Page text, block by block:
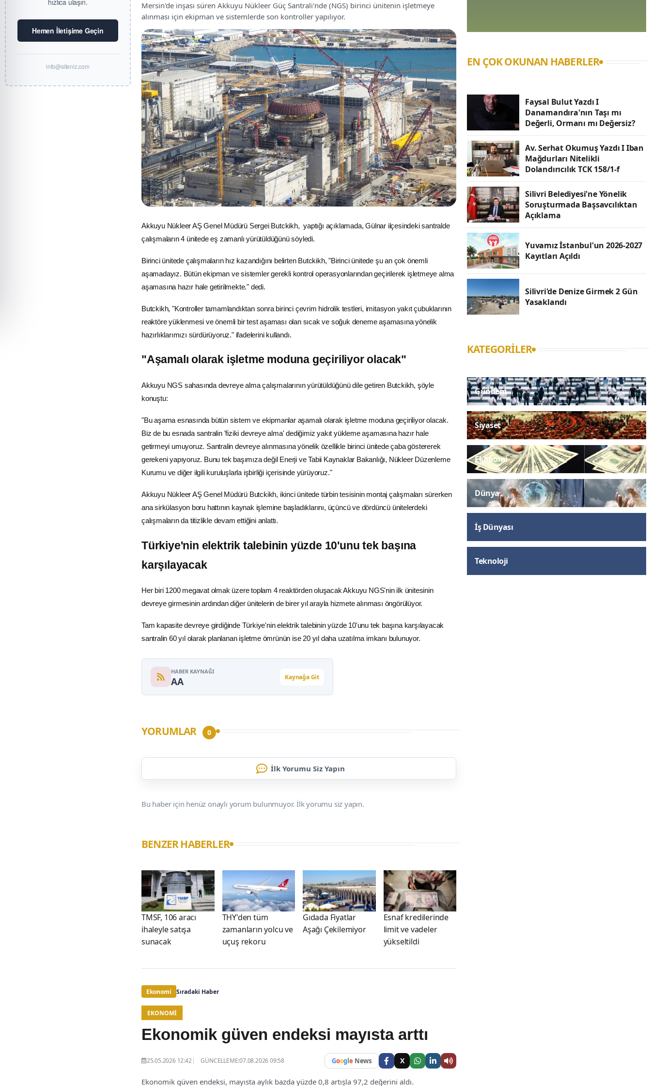
hızlıca ulaşın.
Hemen İletişime Geçin
info@siteniz.com
Mersin'de inşası süren Akkuyu Nükleer Güç Santrali'nde (NGS) birinci ünitenin işletmeye
alınması için ekipman ve sistemlerde son kontroller yapılıyor.
Akkuyu NükleerAŞ Genel Müdürü Sergei Butckikh, yaptığı açıklamada, Gülnar ilçesindeki santralde
çalışmaların 4 ünitede eş zamanlı yürütüldüğünü söyledi.
Birinci ünitede çalışmaların hız kazandığını belirten Butckikh, "Birinci ünitede şu an çok önemli
aşamadayız. Bütün ekipman ve sistemler gerekli kontrol operasyonlarından geçirilerek işletmeye alma
aşamasına hazır hale getirilmekte." dedi.
Butckikh, "Kontroller tamamlandıktan sonra birinci çevrim hidrolik testleri, imitasyon yakıtçubuklarının
reaktöre yüklenmesi ve önemli bir test aşaması olan sıcak ve soğuk deneme aşamasına yönelik
hazırlıklarımızı sürdürüyoruz." ifadelerini kullandı.
"Aşamalı olarak işletme moduna geçiriliyor olacak"
Akkuyu NGS sahasında devreye alma çalışmalarının yürütüldüğünü dile getiren Butckikh, şöyle
konuştu:
"Bu aşama esnasında bütün sistem ve ekipmanlar aşamalı olarak işletme moduna geçiriliyor olacak.
Biz de bu esnada santralin 'fiziki devreye alma' dediğimiz yakıt yükleme aşamasına hazır hale
getirmeyi umuyoruz. Santralin devreye alınmasına yönelik özellikle birinci ünitede çaba göstererek
gerekeni yapıyoruz. Bunu tek başımıza değil Enerji veTabii Kaynaklar Bakanlığı, Nükleer Düzenleme
Kurumuve diğer ilgili kuruluşlarla işbirliği içerisinde yürüyoruz."
Akkuyu Nükleer AŞ Genel Müdürü Butckikh, ikinci ünitede türbin tesisinin montaj çalışmaları sürerken
ana sirkülasyon boru hattının kaynak işlemine başladıklarını, üçüncü ve dördüncü ünitelerdeki
çalışmaların da titizlikle devam ettiğini anlattı.
Türkiye'nin elektrik talebinin yüzde 10'unu tek başına
karşılayacak
Her biri 1200 megavat olmak üzere toplam 4 reaktörden oluşacak Akkuyu NGS'nin ilk ünitesinin
devreye girmesinin ardından diğer ünitelerin de birer yıl arayla hizmete alınması öngörülüyor.
Tam kapasite devreye girdiğinde Türkiye'nin elektrik talebinin yüzde 10'unu tek başına karşılayacak
santralin 60 yıl olarak planlanan işletme ömrünün ise 20 yıl daha uzatılma imkanı bulunuyor.
HABER KAYNAĞI
AA Kaynağa Git
YORUMLAR 0
İlk Yorumu Siz Yapın
Bu haber için henüz onaylı yorum bulunmuyor. İlk yorumu siz yapın.
BENZER HABERLER
TMSF, 106 aracı
ihaleyle satışa
sunacak
THY'den tüm
zamanların yolcu ve
uçuş rekoru
Gıdada Fiyatlar
Aşağı Çekilemiyor
Esnaf kredilerinde
limit ve vadeler
yükseltildi
Ekonomi Sıradaki Haber
EKONOMI
Ekonomik güven endeksi mayısta arttı
25.05.2026 12:42 GÜNCELLEME:07.08.2026 09:58 Google News X
Ekonomik güven endeksi, mayısta aylık bazda yüzde 0,8 artışla 97,2 değerini aldı.
EN ÇOK OKUNAN HABERLER
Faysal Bulut Yazdı I
Danamandıra'nın Taşı mı
Değerli, Ormanı mı Değersiz?
Av. Serhat Okumuş Yazdı I Iban
Mağdurları Nitelikli
Dolandırıcılık TCK 158/1-f
Silivri Belediyesi'ne Yönelik
Soruşturmada Başsavcılıktan
Açıklama
Yuvamız İstanbul'un 2026-2027
Kayıtları Açıldı
Silivri'de Denize Girmek 2 Gün
Yasaklandı
KATEGORILER
Gündem
Siyaset
Ekonomi
Dünya
İş Dünyası
Teknoloji